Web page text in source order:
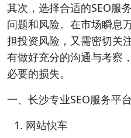
其次，选择合适的SEO服
问题和风险。在市场瞬息
担投资风险，又需密切关
有做好充分的沟通与考察
必要的损失。
一、长沙专业SEO服务平
网站快车